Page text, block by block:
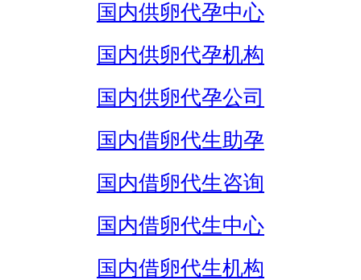
国内供卵代孕中心
国内供卵代孕机构
国内供卵代孕公司
国内借卵代生助孕
国内借卵代生咨询
国内借卵代生中心
国内借卵代生机构